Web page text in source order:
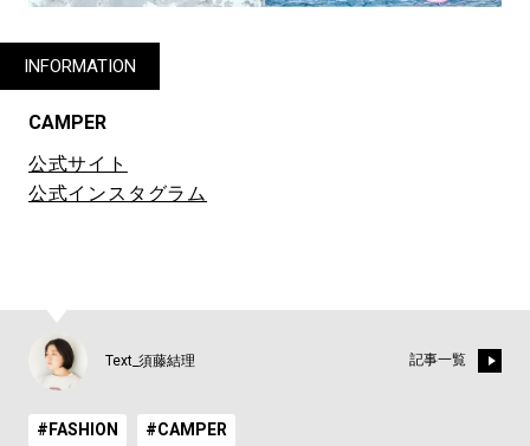
INFORMATION
CAMPER
公式サイト
公式インスタグラム
Text_須藤結理 記事一覧
#FASHION #CAMPER